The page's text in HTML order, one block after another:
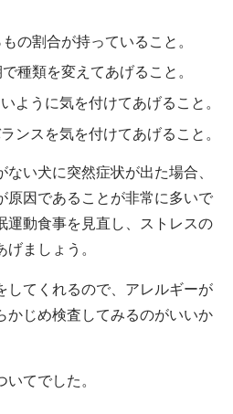
の割合が持っていること。
種類を変えてあげること。
ように気を付けてあげること。
ンスを気を付けてあげること。
い犬に突然症状が出た場合、
原因であることが非常に多いで
運動食事を見直し、ストレスの
ましょう。
してくれるので、アレルギーが
かじめ検査してみるのがいいか
いてでした。